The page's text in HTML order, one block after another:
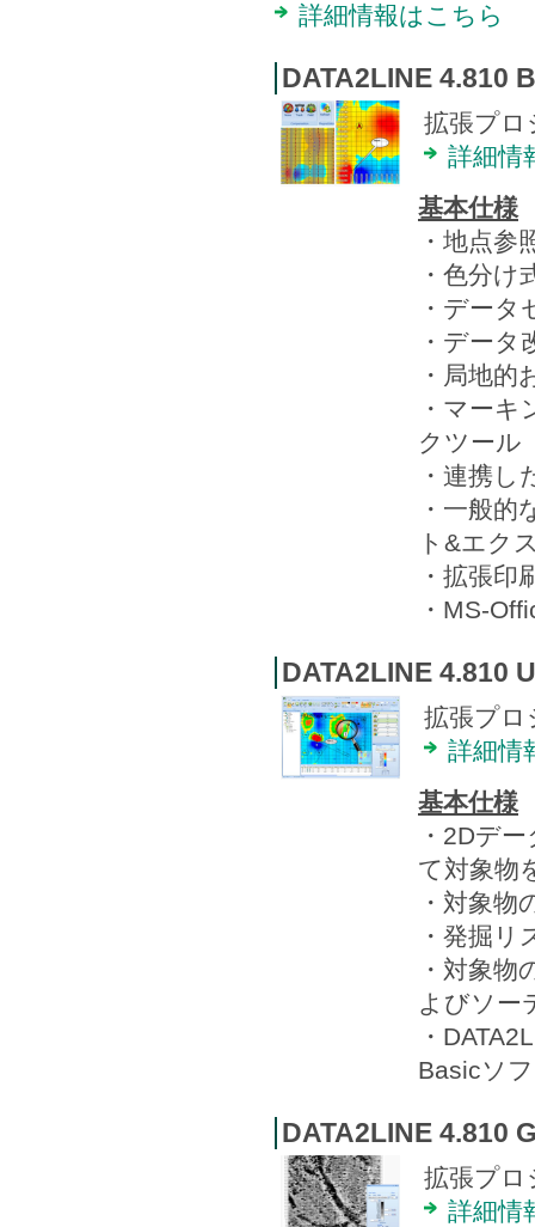
詳細情報はこちら
DATA2LINE 4.810
拡張プロ
詳細情
基本仕様
・地点
・色分
・デー
・デー
・局地的
・マー
クツール
・連携
・一般
ト&エク
・拡張印
・MS-
DATA2LINE 4.810
拡張プロ
詳細情
基本仕様
・2Dデ
て対象物
・対象
・発掘リ
・対象
よびソー
・
Basicソ
DATA2LINE 4.810
拡張プロ
詳細情